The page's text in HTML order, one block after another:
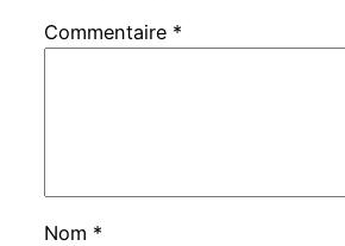
Commentaire *
Nom *